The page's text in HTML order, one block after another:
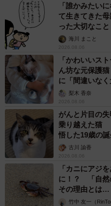
か」
「Bちゃん、教えてくれてあ
んっぜん興味ないから他当た
ね、元気でね！」
爽やかに答えて電話を切り、
は、大阪で大好きなママ友た
い出が、走馬灯のように駆け
「誰かみたい
て生きてきた
った大切なこと
海川 まこと
2026.08.06
「かわいいス
ん坊な元保護
に「間違いな
梨木 香奈
2026.08.06
がんと片目の
乗り越えた猫
悟した19歳の
古川 諭香
2026.08.06
「カニにアジ
に！？ 「自然
その理由とは…
竹中 友一（